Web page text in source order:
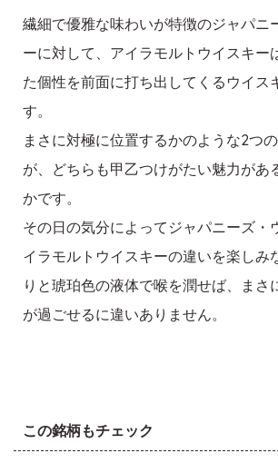
繊細で優雅な味わいが特徴のジャパニ
ーに対して、アイラモルトウイスキー
た個性を前面に打ち出してくるウイス
す。
まさに対極に位置するかのような2つ
が、どちらも甲乙つけがたい魅力があ
かです。
その日の気分によってジャパニーズ・
イラモルトウイスキーの違いを楽しみ
りと琥珀色の液体で喉を潤せば、まさ
が過ごせるに違いありません。
この銘柄もチェック